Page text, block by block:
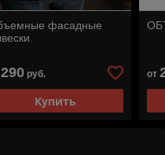
фасадные
290руб.
Купить
от